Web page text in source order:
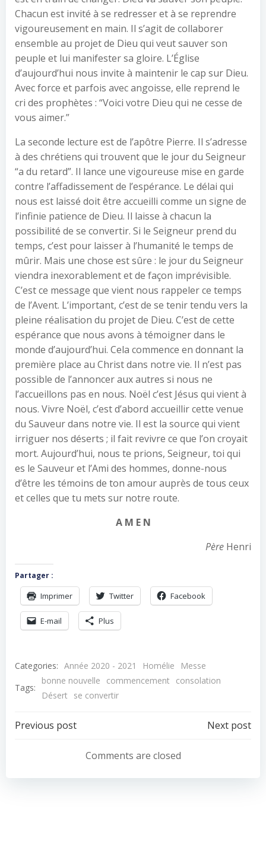
Chacun est invité à se redresser et à se reprendre
vigoureusement en main. Il s’agit de collaborer
ensemble au projet de Dieu qui veut sauver son
peuple et lui manifester sa gloire. L’Église
d’aujourd’hui nous invite à maintenir le cap sur Dieu.
Avec force et parfois avec angoisse, elle reprend le
cri des prophètes : “Voici votre Dieu qui ne cesse de
vous aimer.”
La seconde lecture est de l’apôtre Pierre. Il s’adresse
à des chrétiens qui trouvent que le jour du Seigneur
“a du retard”. Il lance une vigoureuse mise en garde
contre l’affadissement de l’espérance. Le délai qui
nous est laissé doit être accueilli comme un signe de
l’infinie patience de Dieu. Il laisse à chacun la
possibilité de se convertir. Si le Seigneur prend du
temps, c’est pour laisser à l’humanité le temps de
mûrir. Mais une chose est sûre : le jour du Seigneur
viendra inexorablement et de façon imprévisible.
C’est ce message que vient nous rappeler ce temps
de l’Avent. L’important, c’est de se tenir tendu vers la
pleine réalisation du projet de Dieu. C’est de cette
espérance que nous avons à témoigner dans le
monde d’aujourd’hui. Cela commence en donnant la
première place au Christ dans notre vie. Il n’est pas
possible de l’annoncer aux autres si nous ne
l’accueillons pas en nous. Noël c’est Jésus qui vient à
nous. Vivre Noël, c’est d’abord accueillir cette venue
du Sauveur dans notre vie. Il est la source qui vient
irriguer nos déserts ; il fait revivre ce que l’on croyait
mort. Aujourd’hui, nous te prions, Seigneur, toi qui
es le Sauveur et l’Ami des hommes, donne-nous
d’être les témoins de ton amour auprès de tous ceux
et celles que tu mets sur notre route.
A M E N
Père Henri
Partager :
Imprimer Twitter Facebook
E-mail Plus
Categories: Année 2020 - 2021 Homélie
Messe
Tags:
bonne nouvelle commencement
consolation
Désert
se convertir
Navigation
l’article
Previous post
Navigation
de
l’article
Next post
Comments are closed